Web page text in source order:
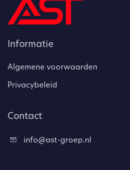
Informatie
Algemene voorwaarden
Privacybeleid
Contact
info@ast-groep.nl